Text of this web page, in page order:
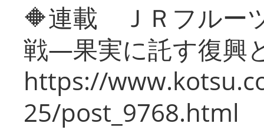
🔶連載 ＪＲフルー
戦―果実に託す復興
https://
25/post_9768.html